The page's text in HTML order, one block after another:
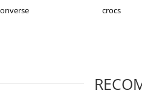
crocs